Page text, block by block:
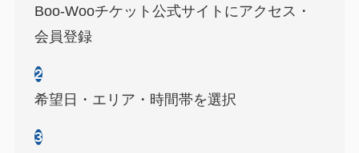
Boo-Wooチケット公式サイトにアクセス・
会員登録
2
希望日・エリア・時間帯を選択
3